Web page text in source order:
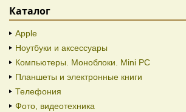
Каталог
Apple
Ноутбуки и аксессуары
Компьютеры. Моноблоки. Mini PC
Планшеты и электронные книги
Телефония
Фото, видеотехника